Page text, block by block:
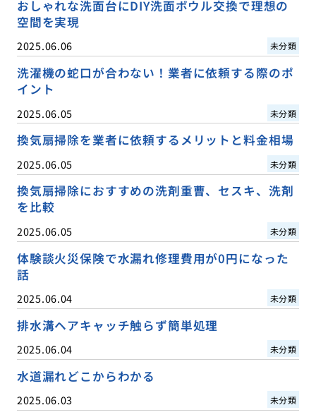
おしゃれな洗面台にDIY洗面ボウル交換で理想の
空間を実現
2025.06.06 未分類
洗濯機の蛇口が合わない！業者に依頼する際のポ
イント
2025.06.05 未分類
換気扇掃除を業者に依頼するメリットと料金相場
2025.06.05 未分類
換気扇掃除におすすめの洗剤重曹、セスキ、洗剤
を比較
2025.06.05 未分類
体験談火災保険で水漏れ修理費用が0円になった
話
2025.06.04 未分類
排水溝ヘアキャッチ触らず簡単処理
2025.06.04 未分類
水道漏れどこからわかる
2025.06.03 未分類